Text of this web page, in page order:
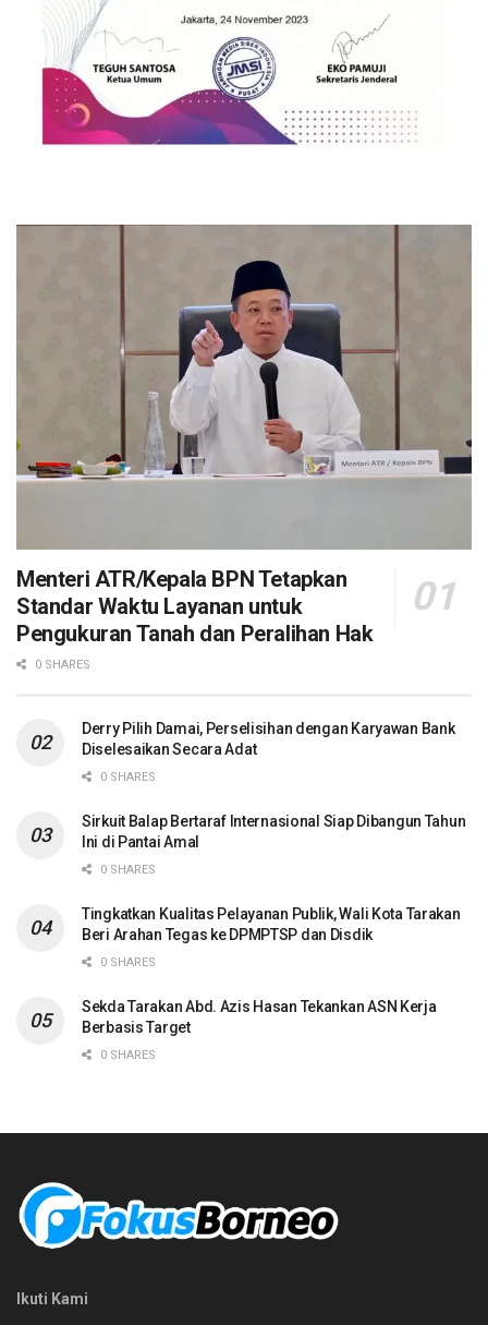
Menteri ATR/Kepala BPN Tetapkan
Standar Waktu Layanan untuk
Pengukuran Tanah dan Peralihan Hak
0 SHARES
Derry Pilih Damai, Perselisihan dengan Karyawan Bank
Diselesaikan Secara Adat
0 SHARES
Sirkuit Balap Bertaraf Internasional Siap Dibangun Tahun
Ini di Pantai Amal
0 SHARES
Tingkatkan Kualitas Pelayanan Publik, Wali Kota Tarakan
Beri Arahan Tegas ke DPMPTSP dan Disdik
0 SHARES
Sekda Tarakan Abd. Azis Hasan Tekankan ASN Kerja
Berbasis Target
0 SHARES
Ikuti Kami